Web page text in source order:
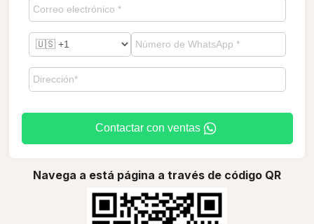
Contactar con ventas
Navega a está página a través de código QR